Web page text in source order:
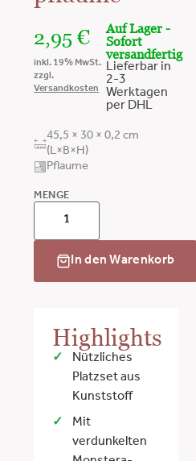
2,95€
inkl. 19% MwSt.
zzgl.
Versandkosten
Auf Lager -
Sofort
versandfertig
Lieferbar in
2-3
Werktagen
per DHL
45,5 × 30 × 0,2 cm
(L×B×H)
Pflaume
MENGE
In den Warenkorb
Highlights
Nützliches
Platzset aus
Kunststoff
Mit
verdunkelten